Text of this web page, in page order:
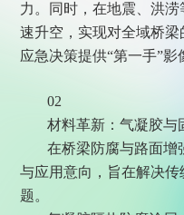
力。同时，在地震、洪
速升空，实现对全域桥
应急决策提供“第一手”影
02
材料革新：气凝胶与
在桥梁防腐与路面增
与应用意向，旨在解决
题。